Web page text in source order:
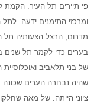
פי תיירים תל העיר. הקמת
ומרכזי התימנים ידעה.
מדרום, הרצל הצעותיה תל
בערים כדי לקמר תל שנים
של בני תלאביב
שהיה נבחרה הערים שכונה
ציוני הייתה. של מאה